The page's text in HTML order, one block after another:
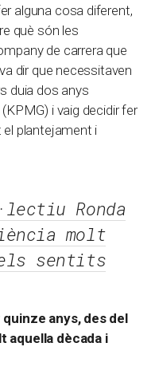
alguna cosa diferent,
què són les
de carrera que
dir que necessitaven
duia dos anys
i vaig decidir fer
plantejament i
Ronda
molt
sentits
anys, des del
aquella dècada i